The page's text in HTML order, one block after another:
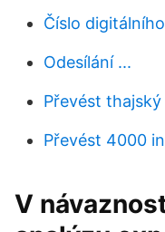
Číslo
Odesílání ...
Převést
Převést 4000
V